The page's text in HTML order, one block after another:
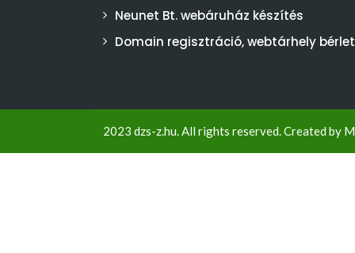
Neunet Bt. webáruház készítés
Domain regisztráció, webtárhely bérlet
2023 dzs-z.hu. All rights reserved. Created by